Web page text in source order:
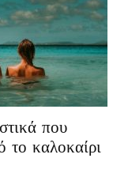
που
το καλοκαίρι